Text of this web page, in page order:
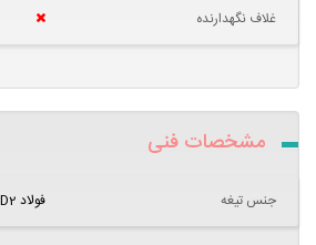
غلاف نگهدارنده
مشخصات فنی
جنس تیغه فولاد D2